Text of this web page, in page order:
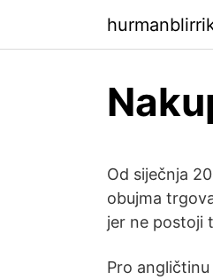
Od siječnja
obujma
jer ne postoji
Pro